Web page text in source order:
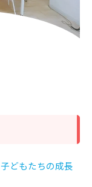
子どもたちの成長